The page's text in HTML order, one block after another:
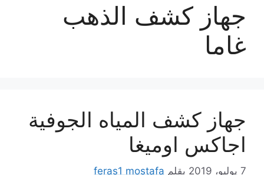
جهاز كشف الذهب
غاما
جهاز كشف المياه الجوفية
اجاكس اوميغا
7 يوليو، 2019 بقلم feras1 mostafa